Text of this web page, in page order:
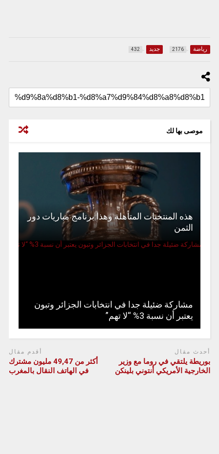
رياضة 2176 جديد 432
موصى بها لك
هذه المنتخبات المتأهلة وهذا برنامج مباريات دور
الثمن
مشاركة ضئيلة جدا في انتخابات الجزائر وتبون
يعتبر أن نسبة 3% “لا تهم”
أحدث مقال
بوريطة يلتقي في روما مع وزير
الخارجية الأمريكي أنتوني بلينكن
أقدم مقال
أكثر من 49,47 مليون مشترك
في الهاتف النقال بالمغرب